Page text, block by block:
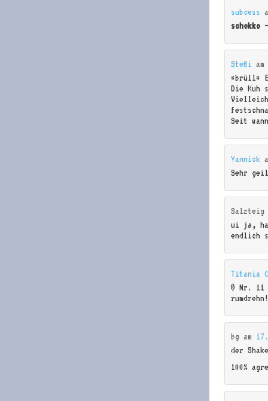
subcess
schokko
Steffi am
*brüll*
Die Kuh
Seit
Yannick
Sehr
Salzteig
ui ja,
endlich
Titania
@ Nr. 11
bg am
der
100%